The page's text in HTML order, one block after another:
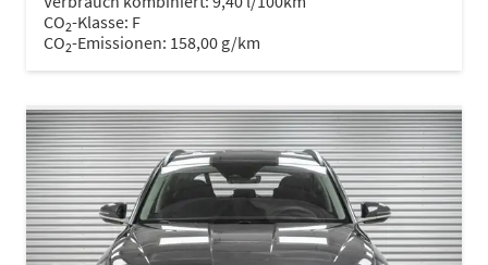
CO2-Klasse: F
CO2-Emissionen: 158,00 g/km